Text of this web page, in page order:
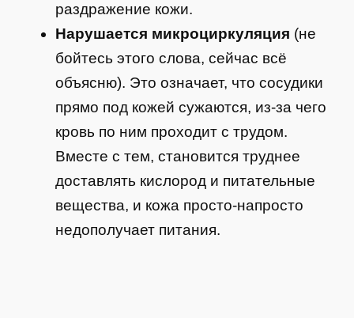
раздражение кожи.
Нарушается микроциркуляция (не
бойтесь этого слова, сейчас всё
объясню). Это означает, что сосудики
прямо под кожей сужаются, из-за чего
кровь по ним проходит с трудом.
Вместе с тем, становится труднее
доставлять кислород и питательные
вещества, и кожа просто-напросто
недополучает питания.